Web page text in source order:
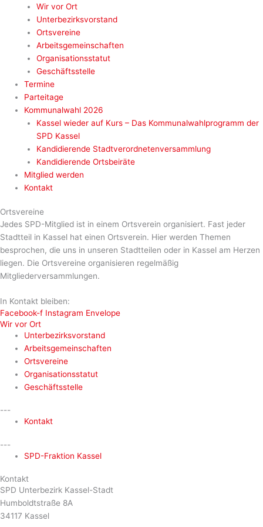
Wir vor Ort
Unterbezirksvorstand
Ortsvereine
Arbeitsgemeinschaften
Organisationsstatut
Geschäftsstelle
Termine
Parteitage
Kommunalwahl 2026
Kassel wieder auf Kurs – Das Kommunalwahlprogramm der
SPD Kassel
Kandidierende Stadtverordnetenversammlung
Kandidierende Ortsbeiräte
Mitglied werden
Kontakt
Ortsvereine
Jedes SPD-Mitglied ist in einem Ortsverein organisiert. Fast jeder
Stadtteil in Kassel hat einen Ortsverein. Hier werden Themen
besprochen, die uns in unseren Stadtteilen oder in Kassel am Herzen
liegen. Die Ortsvereine organisieren regelmäßig
Mitgliederversammlungen.
In Kontakt bleiben:
Facebook-f Instagram Envelope
Wir vor Ort
Unterbezirksvorstand
Arbeitsgemeinschaften
Ortsvereine
Organisationsstatut
Geschäftsstelle
---
Kontakt
---
SPD-Fraktion Kassel
Kontakt
SPD Unterbezirk Kassel-Stadt
Humboldtstraße 8A
34117 Kassel